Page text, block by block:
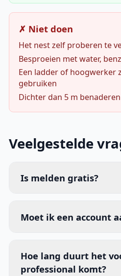
✗ Niet doen
Het nest zelf proberen te
Besproeien met water,
Een ladder of hoogwerker
gebruiken
Dichter dan 5 m benaderen
Veelgestelde
Is melden gratis?
Moet ik een account
Hoe lang duurt het
professional komt?